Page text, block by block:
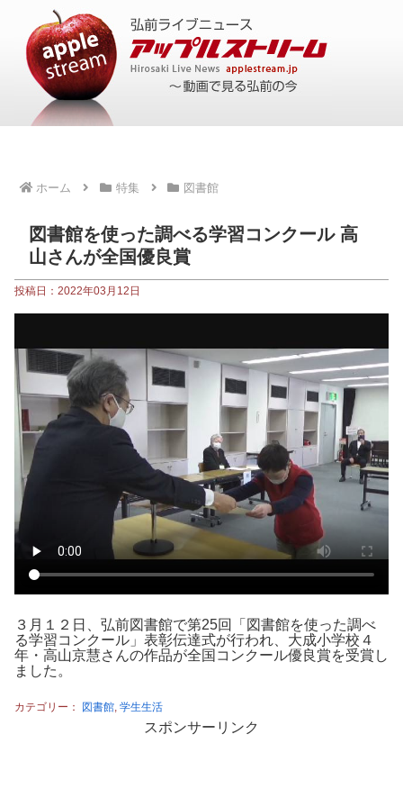
ホーム 特集 図書館
図書館を使った調べる学習コンクール 高
山さんが全国優良賞
投稿日：2022年03月12日
３月１２日、弘前図書館で第25回「図書館を使った調べ
る学習コンクール」表彰伝達式が行われ、大成小学校４
年・高山京慧さんの作品が全国コンクール優良賞を受賞し
ました。
カテゴリー： 図書館 学生生活
スポンサーリンク